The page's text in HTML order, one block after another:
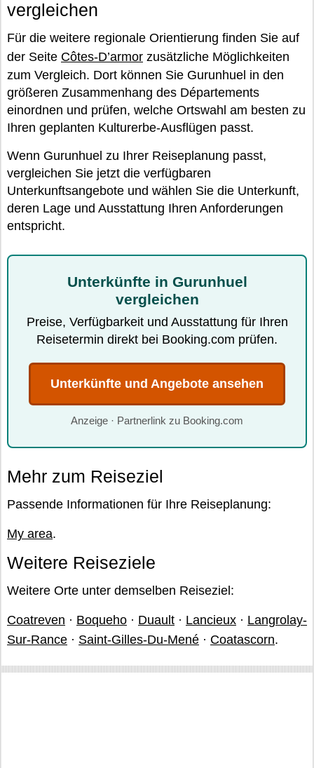
vergleichen
Für die weitere regionale Orientierung finden Sie auf
der Seite Côtes-D’armor zusätzliche Möglichkeiten
zum Vergleich. Dort können Sie Gurunhuel in den
größeren Zusammenhang des Départements
einordnen und prüfen, welche Ortswahl am besten zu
Ihren geplanten Kulturerbe-Ausflügen passt.
Wenn Gurunhuel zu Ihrer Reiseplanung passt,
vergleichen Sie jetzt die verfügbaren
Unterkunftsangebote und wählen Sie die Unterkunft,
deren Lage und Ausstattung Ihren Anforderungen
entspricht.
Unterkünfte in Gurunhuel
vergleichen
Preise, Verfügbarkeit und Ausstattung für Ihren
Reisetermin direkt bei Booking.com prüfen.
Unterkünfte und Angebote ansehen
Anzeige · Partnerlink zu Booking.com
Mehr zum Reiseziel
Passende Informationen für Ihre Reiseplanung:
My area.
Weitere Reiseziele
Weitere Orte unter demselben Reiseziel:
Coatreven · Boqueho · Duault · Lancieux · Langrolay-
Sur-Rance · Saint-Gilles-Du-Mené · Coatascorn.